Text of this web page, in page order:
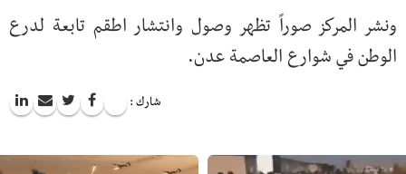
ونشر المركز صوراً تظهر وصول وانتشار اطقم تابعة لدرع
الوطن في شوارع العاصمة عدن.
شارك :